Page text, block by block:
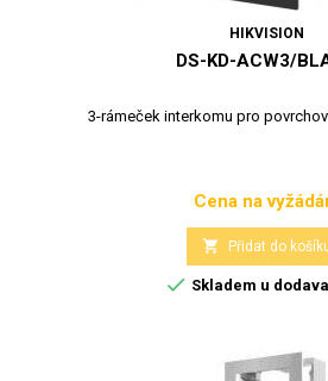
HIKVISION
DS-KD-ACW3/
3-rámeček interkomu pro
Cena
Cena na
 Přidat do
 Skladem u